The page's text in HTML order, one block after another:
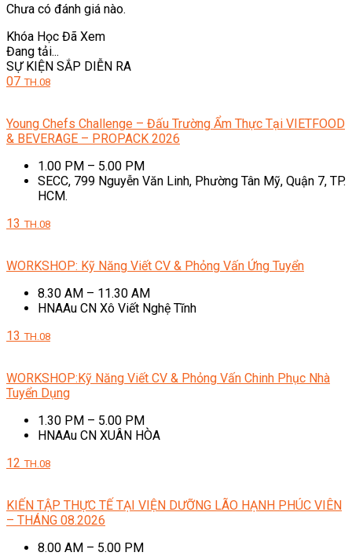
Chưa có đánh giá nào.
Khóa Học Đã Xem
Đang tải...
SỰ KIỆN SẮP DIỄN RA
07 TH.08
Young Chefs Challenge – Đấu Trường Ẩm Thực Tại VIETFOOD
& BEVERAGE – PROPACK 2026
1.00 PM – 5.00 PM
SECC, 799 Nguyễn Văn Linh, Phường Tân Mỹ, Quận 7, TP.
HCM.
13 TH.08
WORKSHOP: Kỹ Năng Viết CV & Phỏng Vấn Ứng Tuyển
8.30 AM – 11.30 AM
HNAAu CN Xô Viết Nghệ Tĩnh
13 TH.08
WORKSHOP:Kỹ Năng Viết CV & Phỏng Vấn Chinh Phục Nhà
Tuyển Dụng
1.30 PM – 5.00 PM
HNAAu CN XUÂN HÒA
12 TH.08
KIẾN TẬP THỰC TẾ TẠI VIỆN DƯỠNG LÃO HẠNH PHÚC VIÊN
– THÁNG 08.2026
8.00 AM – 5.00 PM